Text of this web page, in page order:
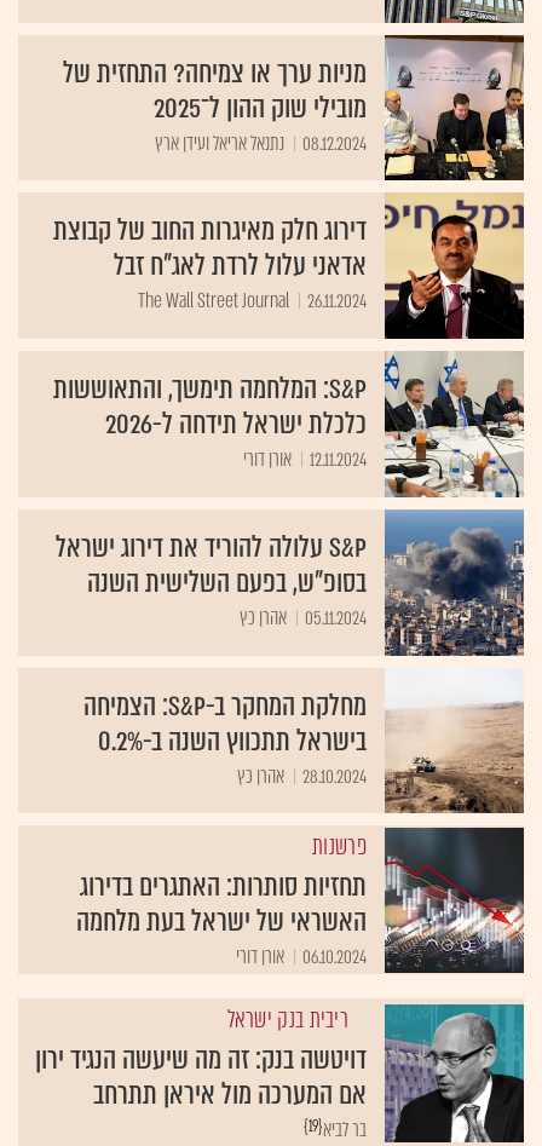
מניות ערך או צמיחה? התחזית של
מובילי שוק ההון ל־2025
08.12.2024 נתנאל אריאל ועידן ארץ
דירוג חלק מאיגרות החוב של קבוצת
אדאני עלול לרדת לאג"ח זבל
26.11.2024
The Wall Street Journal
S&P: המלחמה תימשך, והתאוששות
כלכלת ישראל תידחה ל-2026
12.11.2024 אורן דורי
S&P עלולה להוריד את דירוג ישראל
בסופ"ש, בפעם השלישית השנה
05.11.2024 אהרן כץ
מחלקת המחקר ב-S&P: הצמיחה
בישראל תתכווץ השנה ב-0.2%
28.10.2024 אהרן כץ
פרשנות
תחזיות סותרות: האתגרים בדירוג
האשראי של ישראל בעת מלחמה
06.10.2024 אורן דורי
ריבית בנק ישראל
דויטשה בנק: זה מה שיעשה הנגיד ירון
אם המערכה מול איראן תתרחב
{19}בר לביא